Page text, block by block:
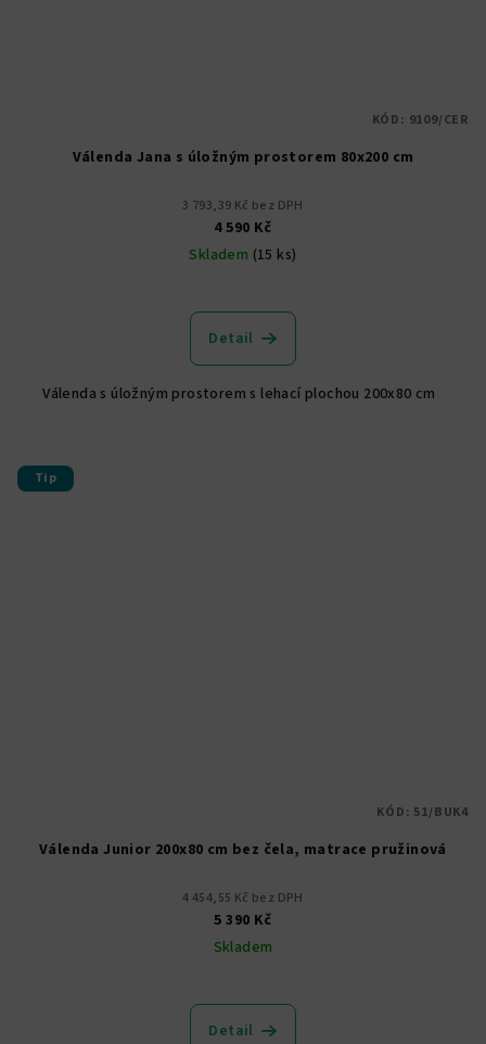
Válenda Jana s úložným prostorem 80x200 cm
3 793,39 Kč bez DPH
4 590 Kč
Skladem (15 ks)
Detail
Válenda s úložným prostorem s lehací plochou 200x80 cm
KÓD: 9109/CER
Tip
Válenda Junior 200x80 cm bez čela, matrace pružinová
4 454,55 Kč bez DPH
5 390 Kč
Skladem
hodnocení
produktu
Detail
KÓD: 51/BUK4